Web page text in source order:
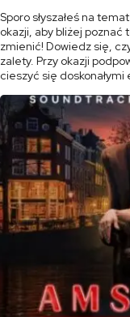
Sporo słyszałeś na
okazji, aby bliżej poznać
zmienić! Dowiedz się,
zalety. Przy okazji
cieszyć się